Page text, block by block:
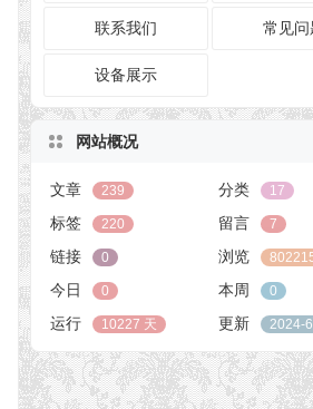
联系我们 常见问
设备展示
网站概况
文章 239 分类 17
标签 220 留言 7
链接 0 浏览
今日 0 本周 0
运行 10227 天 更新 2024-